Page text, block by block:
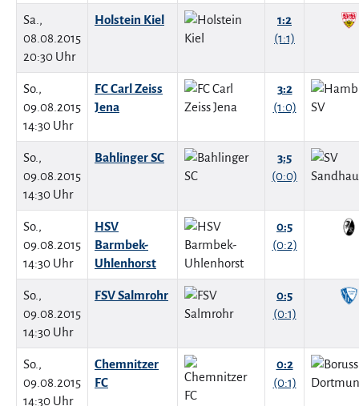
Sa.,
08.08.2015
20:30 Uhr
Holstein Kiel
1:2
(1:1)
So.,
09.08.2015
14:30 Uhr
FC Carl Zeiss
Jena
3:2
(1:0)
So.,
09.08.2015
14:30 Uhr
Bahlinger SC
3:5
(0:0)
So.,
09.08.2015
14:30 Uhr
HSV
Barmbek-
Uhlenhorst
0:5
(0:2)
So.,
09.08.2015
14:30 Uhr
FSV Salmrohr
0:5
(0:1)
So.,
09.08.2015
14:30 Uhr
Chemnitzer
FC
0:2
(0:1)